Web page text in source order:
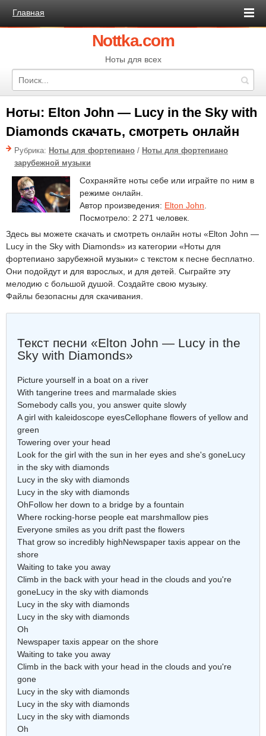
Главная
Nottka.com
Ноты для всех
Ноты: Elton John — Lucy in the Sky with
Diamonds скачать, смотреть онлайн
Рубрика: Ноты для фортепиано / Ноты для фортепиано
зарубежной музыки
Сохраняйте ноты себе или играйте по ним в
режиме онлайн.
Автор произведения: Elton John
Посмотрело: 2 271 человек.
Здесь вы можете скачать и смотреть онлайн ноты «Elton John —
Lucy in the Sky with Diamonds» из категории «Ноты для
фортепиано зарубежной музыки» с текстом к песне бесплатно.
Они подойдут и для взрослых, и для детей. Сыграйте эту
мелодию с большой душой. Создайте свою музыку.
Файлы безопасны для скачивания.
Текст песни «Elton John — Lucy in the
Sky with Diamonds»
Picture yourself in a boat on a river
With tangerine trees and marmalade skies
Somebody calls you, you answer quite slowly
A girl with kaleidoscope eyesCellophane flowers of yellow and
green
Towering over your head
Look for the girl with the sun in her eyes and she's goneLucy
in the sky with diamonds
Lucy in the sky with diamonds
Lucy in the sky with diamonds
OhFollow her down to a bridge by a fountain
Where rocking-horse people eat marshmallow pies
Everyone smiles as you drift past the flowers
That grow so incredibly highNewspaper taxis appear on the
shore
Waiting to take you away
Climb in the back with your head in the clouds and you're
goneLucy in the sky with diamonds
Lucy in the sky with diamonds
Lucy in the sky with diamonds
Oh
Newspaper taxis appear on the shore
Waiting to take you away
Climb in the back with your head in the clouds and you're
gone
Lucy in the sky with diamonds
Lucy in the sky with diamonds
Lucy in the sky with diamonds
Oh